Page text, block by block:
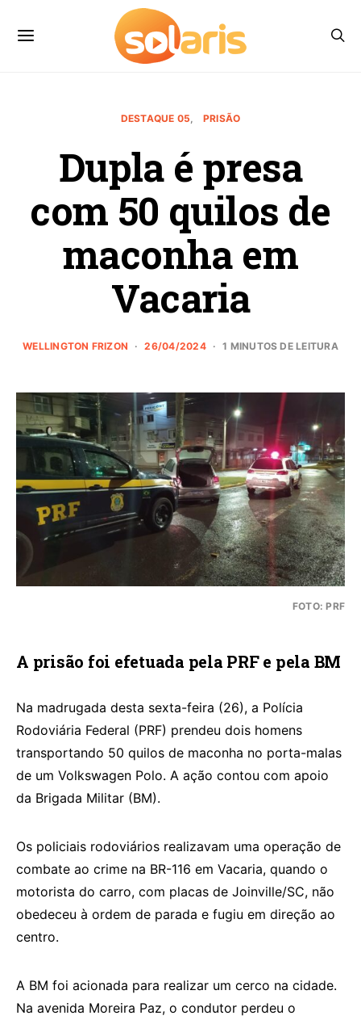
DESTAQUE 05 PRISÃO
Dupla é presa
com 50 quilos de
maconha em
Vacaria
WELLINGTON FRIZON 26/04/2024 1 MINUTOS DE LEITURA
FOTO: PRF
A prisão foi efetuada pela PRF e pela BM
Na madrugada desta sexta-feira (26), a Polícia
Rodoviária Federal (PRF) prendeu dois homens
transportando 50 quilos de maconha no porta-malas
de um Volkswagen Polo. A ação contou com apoio
da Brigada Militar (BM).
Os policiais rodoviários realizavam uma operação de
combate ao crime na BR-116 em Vacaria, quando o
motorista do carro, com placas de Joinville/SC, não
obedeceu à ordem de parada e fugiu em direção ao
centro.
A BM foi acionada para realizar um cerco na cidade.
Na avenida Moreira Paz, o condutor perdeu o